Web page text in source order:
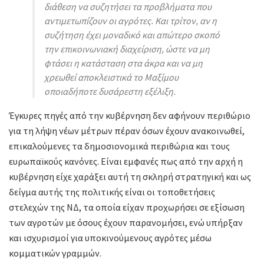
διάθεση να συζητήσει τα προβλήματα που
αντιμετωπίζουν οι αγρότες. Και τρίτον, αν η
συζήτηση έχει μοναδικό και απώτερο σκοπό
την επικοινωνιακή διαχείριση, ώστε να μη
φτάσει η κατάσταση στα άκρα και να μη
χρεωθεί αποκλειστικά το Μαξίμου
οποιαδήποτε δυσάρεστη εξέλιξη.
Έγκυρες πηγές από την κυβέρνηση δεν αφήνουν περιθώριο
για τη λήψη νέων μέτρων πέραν όσων έχουν ανακοινωθεί,
επικαλούμενες τα δημοσιονομικά περιθώρια και τους
ευρωπαϊκούς κανόνες. Είναι εμφανές πως από την αρχή η
κυβέρνηση είχε χαράξει αυτή τη σκληρή στρατηγική και ως
δείγμα αυτής της πολιτικής είναι οι τοποθετήσεις
στελεχών της ΝΔ, τα οποία είχαν προχωρήσει σε εξίσωση
των αγροτών με όσους έχουν παρανομήσει, ενώ υπήρξαν
και ισχυρισμοί για υποκινούμενους αγρότες μέσω
κομματικών γραμμών.